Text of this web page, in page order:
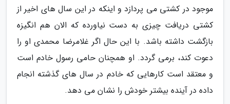
موجود در کشتی می پردازد و اینکه در این سال های اخیر از
کشتی دریافت چیزی به دست نیاورده که الان هم انگیزه
بازگشت داشته باشد. با این حال اگر غلامرضا محمدی او را
دعوت کند، برمی گردد. او همچنان حامی رسول خادم است
و معتقد است کارهایی که خادم در سال های گذشته انجام
داده در آینده بیشتر خودش را نشان می دهد.